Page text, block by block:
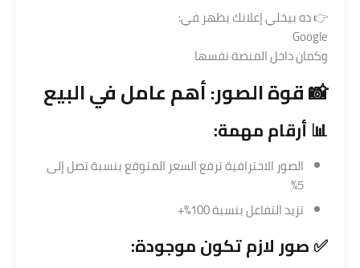
👉 ده بيخلي إعلانك يظهر في:
Google
وكمان داخل المنصة نفسها
📸 قوة الصور: أهم عامل في البيع
📊 أرقام مهمة:
الصور الاحترافية ترفع السعر المتوقع بنسبة تصل إلى
5%
تزيد التفاعل بنسبة 100%+
✅ صور لازم تكون موجودة: